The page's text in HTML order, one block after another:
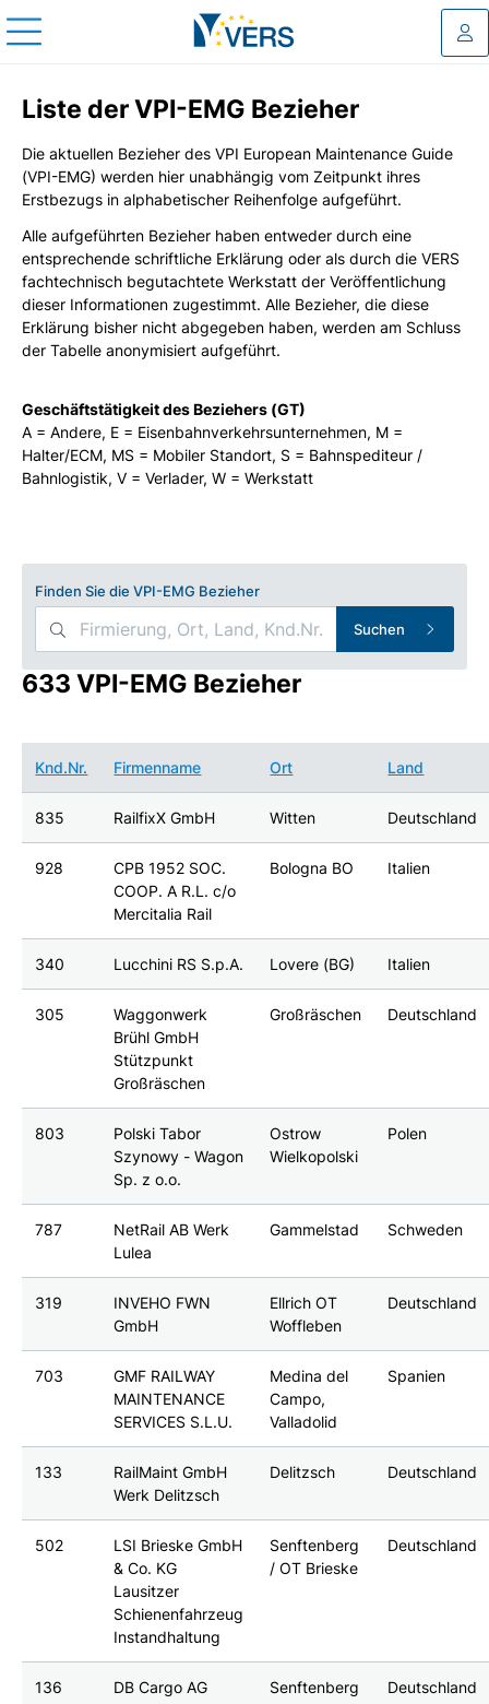
Liste der VPI-EMG Bezieher
Die aktuellen Bezieher des VPI European Maintenance Guide
(VPI-EMG) werden hier unabhängig vom Zeitpunkt ihres
Erstbezugs in alphabetischer Reihenfolge aufgeführt.
Alle aufgeführten Bezieher haben entweder durch eine
entsprechende schriftliche Erklärung oder als durch die VERS
fachtechnisch begutachtete Werkstatt der Veröffentlichung
dieser Informationen zugestimmt. Alle Bezieher, die diese
Erklärung bisher nicht abgegeben haben, werden am Schluss
der Tabelle anonymisiert aufgeführt.
Geschäftstätigkeit des Beziehers (GT)
A = Andere, E = Eisenbahnverkehrsunternehmen, M =
Halter/ECM, MS = Mobiler Standort, S = Bahnspediteur /
Bahnlogistik, V = Verlader, W = Werkstatt
Finden Sie die VPI-EMG Bezieher
Suchen
633 VPI-EMG Bezieher
Knd.Nr. Firmenname Ort Land
835 RailfixX GmbH Witten Deutschland
928
CPB 1952 SOC.
COOP. A R.L. c/o
Mercitalia Rail
Bologna BO Italien
340 Lucchini RS S.p.A. Lovere (BG) Italien
305
Waggonwerk
Brühl GmbH
Stützpunkt
Großräschen
Großräschen Deutschland
803
Polski Tabor
Szynowy - Wagon
Sp. z o.o.
Ostrow
Wielkopolski
Polen
787
NetRail AB Werk
Lulea
Gammelstad Schweden
319
INVEHO FWN
GmbH
Ellrich OT
Woffleben
Deutschland
703
GMF RAILWAY
MAINTENANCE
SERVICES S.L.U.
Medina del
Campo,
Valladolid
Spanien
133
RailMaint GmbH
Werk Delitzsch
Delitzsch Deutschland
502
LSI Brieske GmbH
& Co. KG
Lausitzer
Schienenfahrzeug
Instandhaltung
Senftenberg
/ OT Brieske
Deutschland
136
DB Cargo AG
Senftenberg Deutschland